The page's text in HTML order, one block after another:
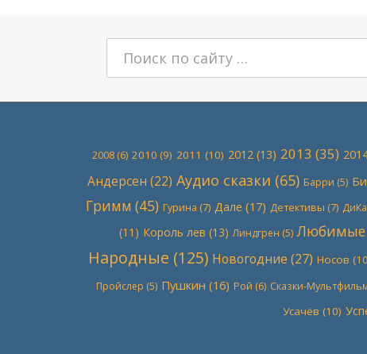
Поиск:
2008(6) 2010 (9) 2011 (10) 2012 (13) 2013 (35)
Андерсен (22) Аудио сказки (65) Барри (5)
Гримм (45) Гурина (7) Дале (17) Детективы (7)
(11) Король лев (13) Линдгрен (5) Любимые
Народные (125) Новогодние (27) Носов
Пройслер (5) Пушкин (16) Рой (6) Сказки-
Усачёв (10)